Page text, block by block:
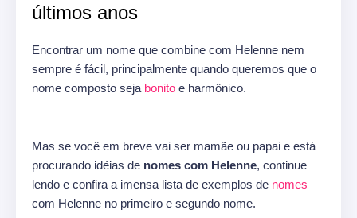
últimos anos
Encontrar um nome que combine com Helenne nem
sempre é fácil, principalmente quando queremos que o
nome composto seja bonito e harmônico.
Mas se você em breve vai ser mamãe ou papai e está
procurando idéias de nomes com Helenne, continue
lendo e confira a imensa lista de exemplos de nomes
com Helenne no primeiro e segundo nome.